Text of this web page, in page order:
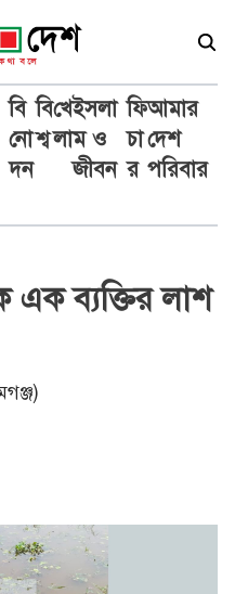
বি
নো
দন
বি
শ্ব
খে
লা
ইসলা
ম ও
জীবন
ফি
চা
র
আমার
দেশ
পরিবার
এক ব্যক্তির লাশ